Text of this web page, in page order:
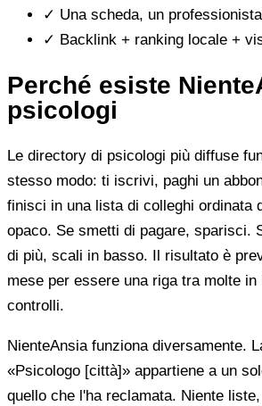
✓ Una scheda, un
✓ Backlink + ranking locale +
Perché esiste
psicologi
Le directory di psicologi più diffuse
stesso modo: ti iscrivi, paghi un
finisci in una lista di colleghi ordinata
opaco. Se smetti di pagare, sparisci.
di più, scali in basso. Il risultato è
mese per essere una riga tra molte
controlli.
NienteAnsia funziona diversamente.
«Psicologo [città]» appartiene a un
quello che l'ha reclamata. Niente